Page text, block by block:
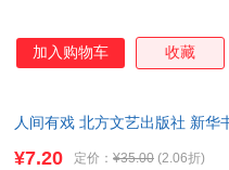
加入购物车 收藏
人间有戏 北方文艺出版社 新华
¥7.20 定价： ¥35.00 (2.06折)